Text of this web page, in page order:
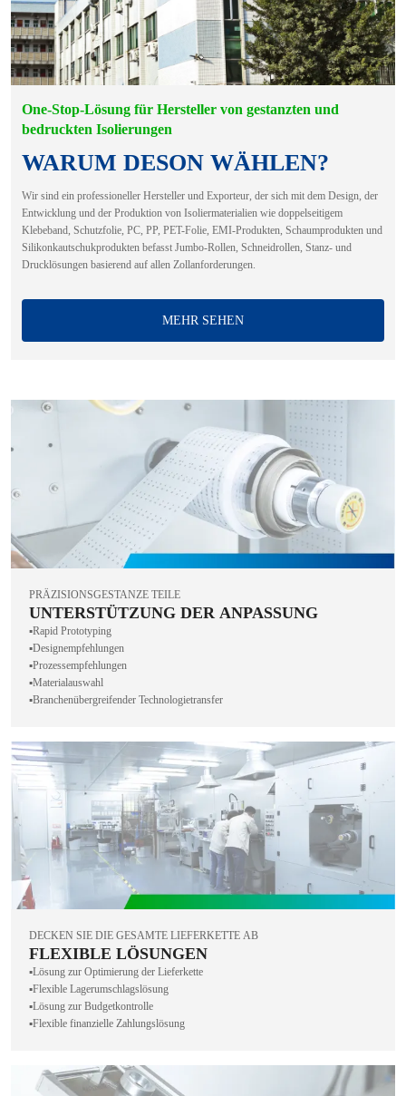
One-Stop-Lösung für Hersteller von gestanzten und
bedruckten Isolierungen
WARUM DESON WÄHLEN?
Wir sind ein professioneller Hersteller und Exporteur, der sich mit dem Design, der
Entwicklung und der Produktion von Isoliermaterialien wie doppelseitigem
Klebeband, Schutzfolie, PC, PP, PET-Folie, EMI-Produkten, Schaumprodukten und
Silikonkautschukprodukten befasst Jumbo-Rollen, Schneidrollen, Stanz- und
Drucklösungen basierend auf allen Zollanforderungen.
MEHR SEHEN
PRÄZISIONSGESTANZE TEILE
UNTERSTÜTZUNG DER ANPASSUNG
▪️Rapid Prototyping
▪️Designempfehlungen
▪️Prozessempfehlungen
▪️Materialauswahl
▪️Branchenübergreifender Technologietransfer
DECKEN SIE DIE GESAMTE LIEFERKETTE AB
FLEXIBLE LÖSUNGEN
▪️Lösung zur Optimierung der Lieferkette
▪️Flexible Lagerumschlagslösung
▪️Lösung zur Budgetkontrolle
▪️Flexible finanzielle Zahlungslösung